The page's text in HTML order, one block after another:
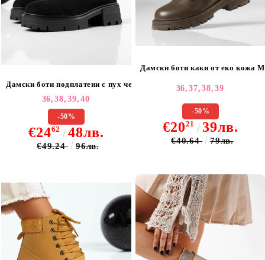
Дамски боти подплатени с пух черни от обърната еко кожа Adelina
36, 38, 39, 40
-50%
€2462 48лв.
€49.24 96лв.
Дамски боти каки от еко кожа
36, 37, 38, 39
-50%
€2021 39лв.
€40.64 79лв.